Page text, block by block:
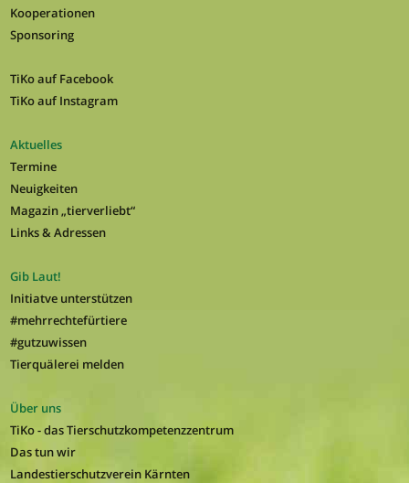
Kooperationen
Sponsoring
TiKo auf Facebook
TiKo auf Instagram
Aktuelles
Termine
Neuigkeiten
Magazin „tierverliebt“
Links & Adressen
Gib Laut!
Initiatve unterstützen
#mehrrechtefürtiere
#gutzuwissen
Tierquälerei melden
Über uns
TiKo - das Tierschutzkompetenzzentrum
Das tun wir
Landestierschutzverein Kärnten